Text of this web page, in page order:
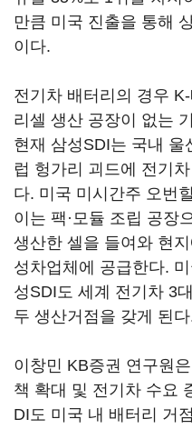
만큼 미국 진출을 통해
이다.
전기차 배터리의 경우
리셀 생산 공장이 없는
현재 삼성SDI는 국내 울
럽 헝가리 괴드에 전기
다. 미국 미시간주 오번
이는 팩·모듈 조립 공장
생산한 셀을 들여와 현
성차업체에 공급한다.
성SDI도 세계 전기차 3
두 생산거점을 갖게 된
이창민 KB증권 연구원
책 확대 및 전기차 수요
DI도 미국 내 배터리 거